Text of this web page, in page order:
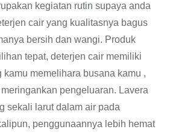
kegiatan rutin supaya anda
cair yang kualitasnya bagus
bersih dan wangi. Produk
tepat, deterjen cair memiliki
kamu memelihara busana kamu ,
pengeluaran. Lavera
sekali larut dalam air pada
penggunaannya lebih hemat